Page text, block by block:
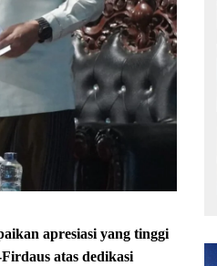
apresiasi yang tinggi
atas dedikasi